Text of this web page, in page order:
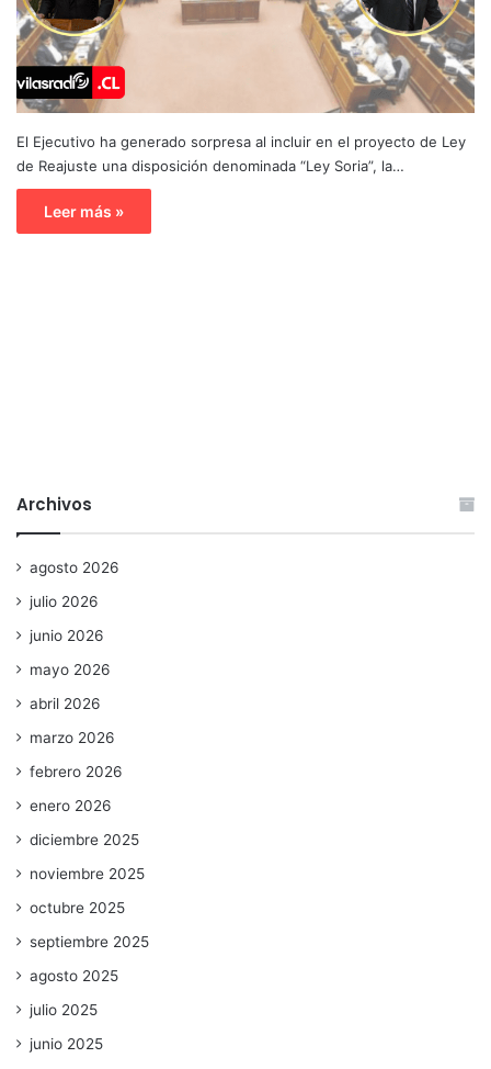
El Ejecutivo ha generado sorpresa al incluir en el proyecto de Ley
de Reajuste una disposición denominada “Ley Soria”, la…
Leer más »
Archivos
agosto 2026
julio 2026
junio 2026
mayo 2026
abril 2026
marzo 2026
febrero 2026
enero 2026
diciembre 2025
noviembre 2025
octubre 2025
septiembre 2025
agosto 2025
julio 2025
junio 2025